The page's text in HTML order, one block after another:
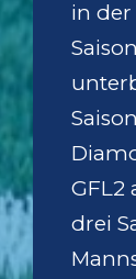
in der
GFL2
drei